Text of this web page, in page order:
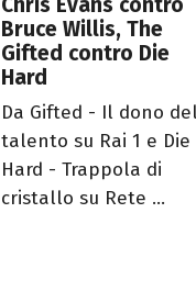
Bruce Willis, The
Gifted contro Die
Hard
Da Gifted - Il dono del
talento su Rai 1 e Die
Hard - Trappola di
cristallo su Rete ...